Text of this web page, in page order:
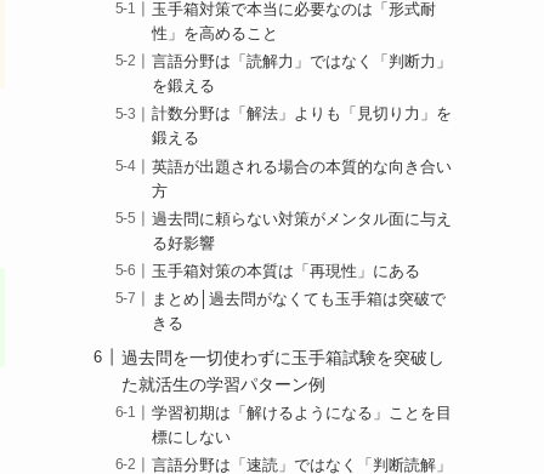
玉手箱対策で本当に必要なのは「形式耐
性」を高めること
言語分野は「読解力」ではなく「判断力」
を鍛える
計数分野は「解法」よりも「見切り力」を
鍛える
英語が出題される場合の本質的な向き合い
方
過去問に頼らない対策がメンタル面に与え
る好影響
玉手箱対策の本質は「再現性」にある
まとめ│過去問がなくても玉手箱は突破で
きる
過去問を一切使わずに玉手箱試験を突破し
た就活生の学習パターン例
学習初期は「解けるようになる」ことを目
標にしない
言語分野は「速読」ではなく「判断読解」